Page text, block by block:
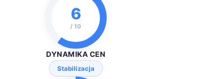
6
/ 10
DYNAMIKA CEN
Stabilizacja